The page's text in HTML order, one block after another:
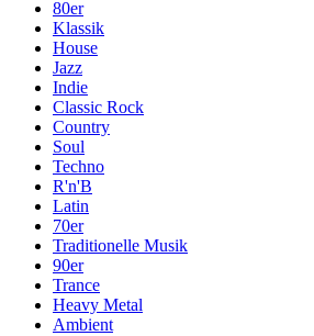
80er
Klassik
House
Jazz
Indie
Classic Rock
Country
Soul
Techno
R'n'B
Latin
70er
Traditionelle Musik
90er
Trance
Heavy Metal
Ambient